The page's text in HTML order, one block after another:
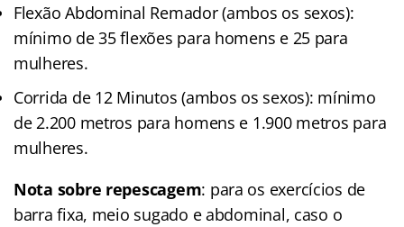
Flexão Abdominal Remador (ambos os sexos):
mínimo de 35 flexões para homens e 25 para
mulheres.
Corrida de 12 Minutos (ambos os sexos): mínimo
de 2.200 metros para homens e 1.900 metros para
mulheres.
Nota sobre repescagem: para os exercícios de
barra fixa, meio sugado e abdominal, caso o